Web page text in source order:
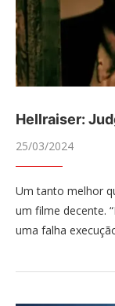
Hellraiser:
25/03/2024
Um tanto melhor
um filme decente.
uma falha